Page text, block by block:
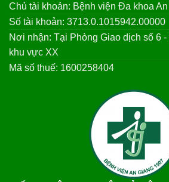
Chủ tài khoản: Bệnh viện Đa khoa
Số tài khoản: 3713.0.1015942.00000
Nơi nhận: Tại Phòng Giao dịch số 6
khu vực XX
Mã số thuế: 1600258404